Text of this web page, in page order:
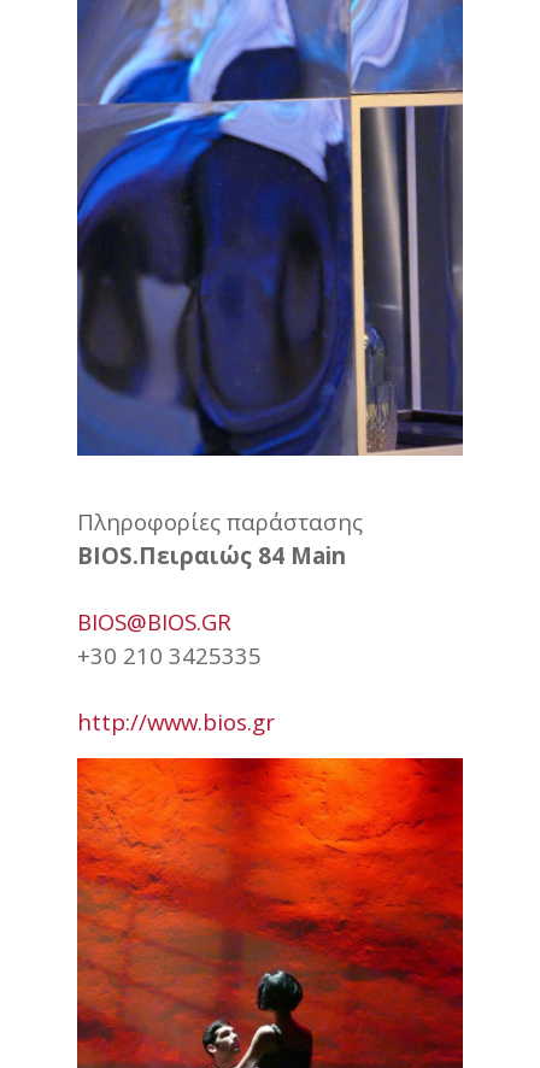
Πληροφορίες παράστασης
BIOS.Πειραιώς 84 Main
BIOS@BIOS.GR
+30 210 3425335
http://www.bios.gr